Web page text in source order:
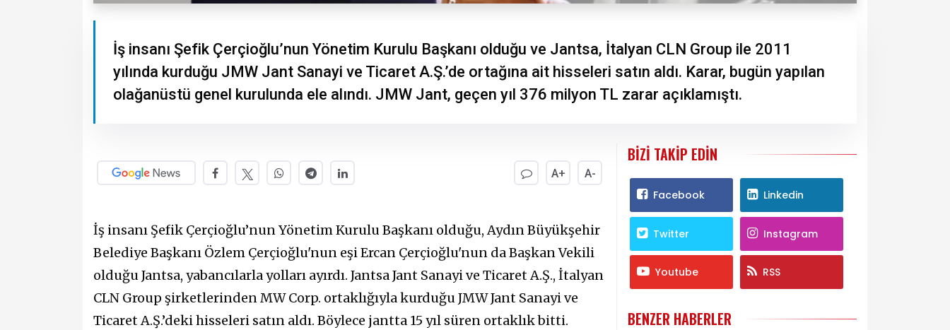
İş insanı Şefik Çerçioğlu’nun Yönetim Kurulu Başkanı olduğu ve Jantsa, İtalyan CLN Group ile 2011
yılında kurduğu JMW Jant Sanayi ve Ticaret A.Ş.’de ortağına ait hisseleri satın aldı. Karar, bugün yapılan
olağanüstü genel kurulunda ele alındı. JMW Jant, geçen yıl 376 milyon TL zarar açıklamıştı.
A+ A-
İş insanı Şefik Çerçioğlu’nun Yönetim Kurulu Başkanı olduğu, Aydın Büyükşehir
Belediye Başkanı Özlem Çerçioğlu'nun eşi Ercan Çerçioğlu'nun da Başkan Vekili
olduğu Jantsa, yabancılarla yolları ayırdı. Jantsa Jant Sanayi ve Ticaret A.Ş., İtalyan
CLN Group şirketlerinden MW Corp. ortaklığıyla kurduğu JMW Jant Sanayi ve
Ticaret A.Ş.’deki hisseleri satın aldı. Böylece jantta 15 yıl süren ortaklık bitti.
BIZI TAKIP EDIN
Facebook Linkedin
Twitter Instagram
Youtube RSS
BENZER HABERLER